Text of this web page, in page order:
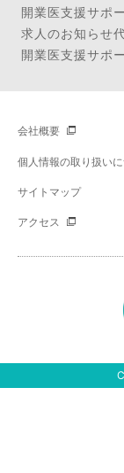
開業医支援サポ
求人のお知らせ
開業医支援サポ
会社概要
個人情報の取り扱い
サイトマップ
アクセス